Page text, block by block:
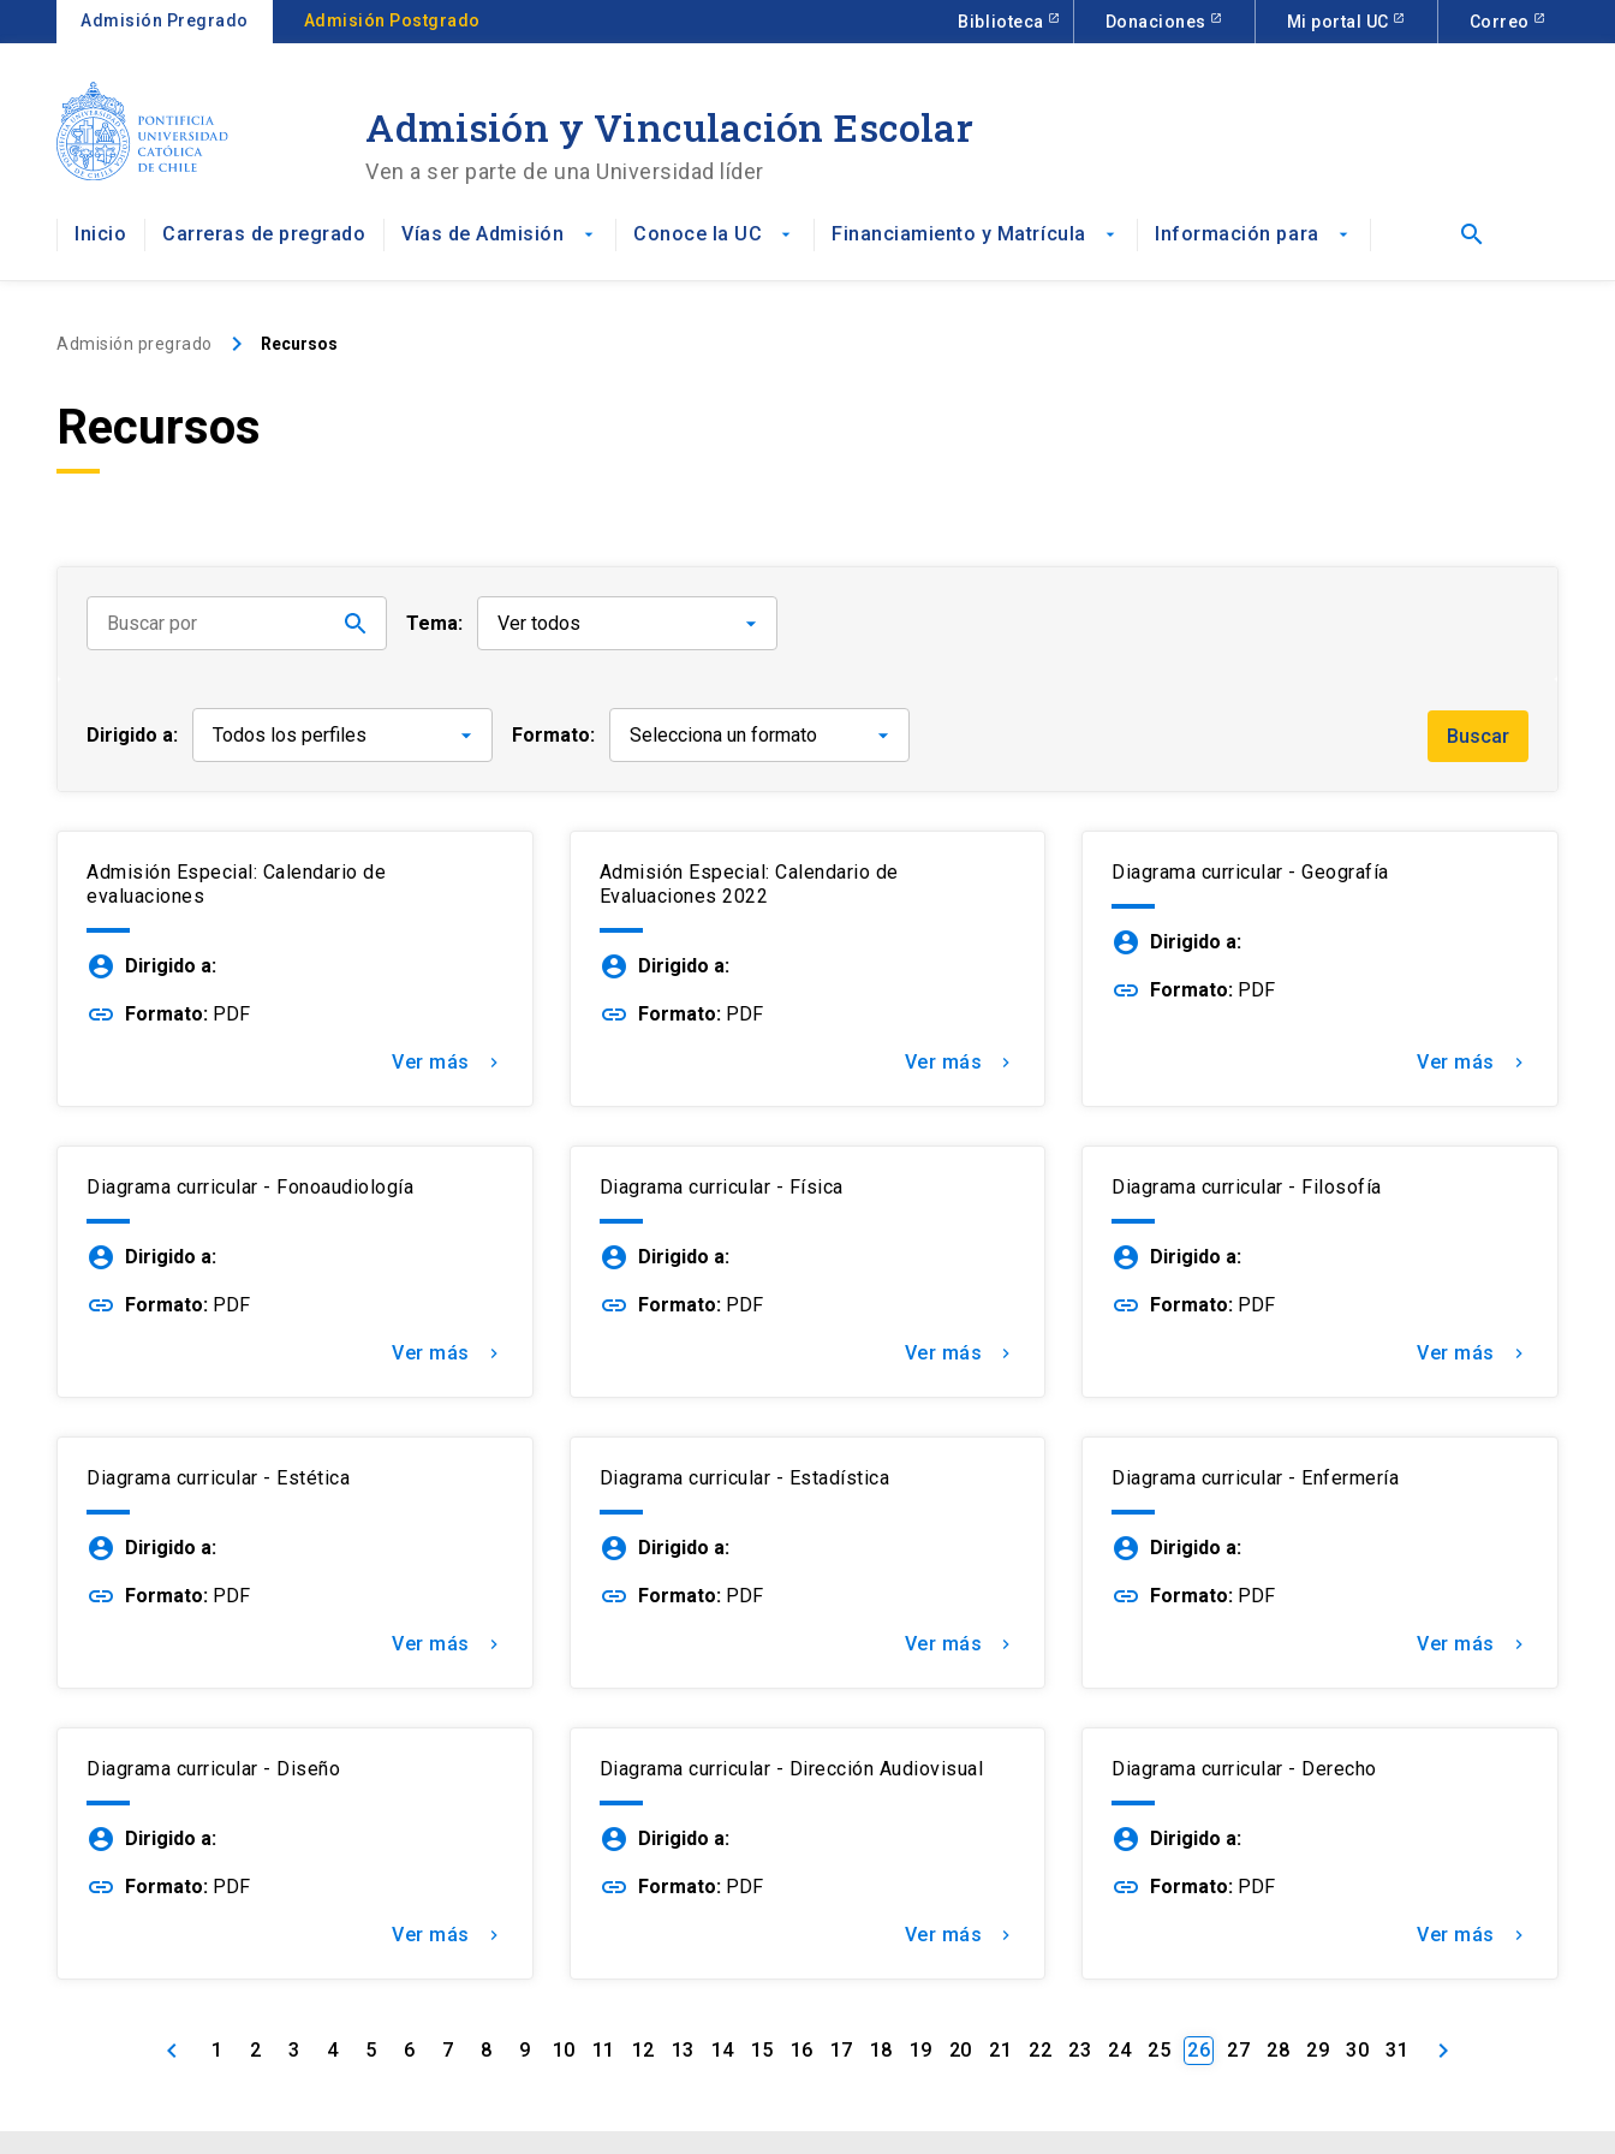
Admisión Pregrado Admisión Postgrado Biblioteca Donaciones Mi portal UC Correo
Admisión y Vinculación Escolar
Ven a ser parte de una Universidad líder
Inicio Carreras de pregrado Vías de Admisión arrow_drop_down Conoce la UC arrow_drop_down Financiamiento y Matrícula arrow_drop_down Información para arrow_drop_down search
Admisión pregrado keyboard_arrow_right Recursos
Recursos
Tema:
Dirigido a: Formato: Buscar
Admisión Especial: Calendario de
evaluaciones
account_circle Dirigido a:
link Formato: PDF
Ver más keyboard_arrow_right
Admisión Especial: Calendario de
Evaluaciones 2022
account_circle Dirigido a:
link Formato:PDF
Ver más keyboard_arrow_right
Diagrama curricular - Geografía
account_circle Dirigido a:
link Formato: PDF
Ver más keyboard_arrow_right
Diagrama curricular - Fonoaudiología
account_circle Dirigido a:
link Formato: PDF
Ver más keyboard_arrow_right
Diagrama curricular - Física
account_circle Dirigido a:
link Formato:PDF
Ver más keyboard_arrow_right
Diagrama curricular - Filosofía
account_circle Dirigido a:
link Formato: PDF
Ver más keyboard_arrow_right
Diagrama curricular - Estética
account_circle Dirigido a:
link Formato: PDF
Ver más keyboard_arrow_right
Diagrama curricular - Estadística
account_circle Dirigido a:
link Formato:PDF
Ver más keyboard_arrow_right
Diagrama curricular - Enfermería
account_circle Dirigido a:
link Formato: PDF
Ver más keyboard_arrow_right
Diagrama curricular - Diseño
account_circle Dirigido a:
link Formato: PDF
Ver más keyboard_arrow_right
Diagrama curricular - Dirección Audiovisual
account_circle Dirigido a:
link Formato:PDF
Ver más keyboard_arrow_right
Diagrama curricular - Derecho
account_circle Dirigido a:
link Formato: PDF
Ver más keyboard_arrow_right
keyboard_arrow_left 1 2 3 4 5 6 7 8 9 10 11 12 13 14 15 16 17 18 19 20 21 22 23 24 25 26 27 28 29 30 31 keyboard_arrow_right